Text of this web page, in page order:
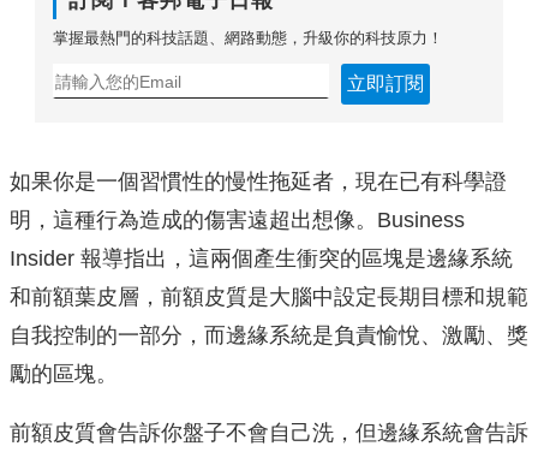
掌握最熱門的科技話題、網路動態，升級你的科技原力！
立即訂閱
如果你是一個習慣性的慢性拖延者，現在已有科學證
明，這種行為造成的傷害遠超出想像。Business
Insider 報導指出，這兩個產生衝突的區塊是邊緣系統
和前額葉皮層，前額皮質是大腦中設定長期目標和規範
自我控制的一部分，而邊緣系統是負責愉悅、激勵、獎
勵的區塊。
前額皮質會告訴你盤子不會自己洗，但邊緣系統會告訴